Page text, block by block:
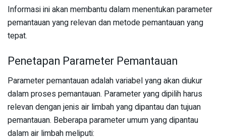
Informasi ini akan membantu dalam menentukan parameter
pemantauan yang relevan dan metode pemantauan yang
tepat.
Penetapan Parameter Pemantauan
Parameter pemantauan adalah variabel yang akan diukur
dalam proses pemantauan. Parameter yang dipilih harus
relevan dengan jenis air limbah yang dipantau dan tujuan
pemantauan. Beberapa parameter umum yang dipantau
dalam air limbah meliputi: